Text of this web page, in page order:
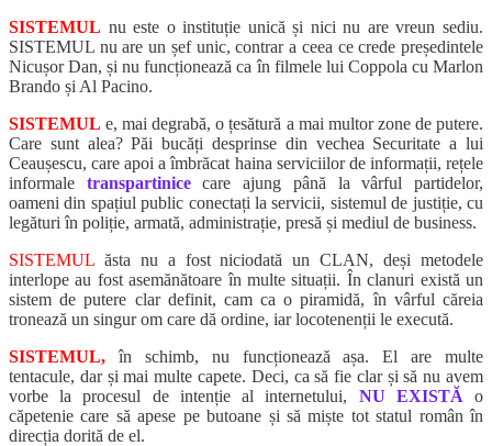
SISTEMUL nu este o instituție unică și nici nu are vreun sediu.
SISTEMUL nu are un șef unic, contrar a ceea ce crede președintele
Nicușor Dan, și nu funcționează ca în filmele lui Coppola cu Marlon
Brando și Al Pacino.
SISTEMUL e, mai degrabă, o țesătură a mai multor zone de putere.
Care sunt alea? Păi bucăți desprinse din vechea Securitate a lui
Ceaușescu, care apoi a îmbrăcat haina serviciilor de informații, rețele
informale transpartinicecare ajung până la vârful partidelor,
oameni din spațiul public conectați la servicii, sistemul de justiție, cu
legături în poliție, armată, administrație, presă și mediul de business.
SISTEMUL ăsta nu a fost niciodată un CLAN, deși metodele
interlope au fost asemănătoare în multe situații. În clanuri există un
sistem de putere clar definit, cam ca o piramidă, în vârful căreia
tronează un singur om care dă ordine, iar locotenenții le execută.
SISTEMUL, în schimb, nu funcționează așa. El are multe
tentacule, dar și mai multe capete. Deci, ca să fie clar și să nu avem
vorbe la procesul de intenție al internetului, NU EXISTĂ o
căpetenie care să apese pe butoane și să miște tot statul român în
direcția dorită de el.